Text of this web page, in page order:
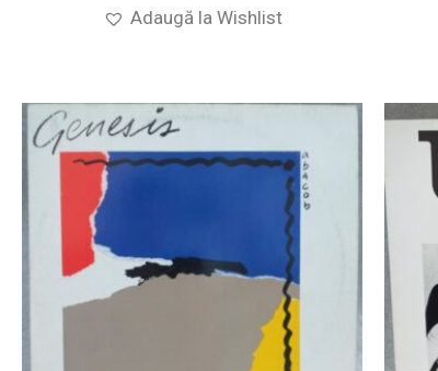
Adaugă la Wishlist